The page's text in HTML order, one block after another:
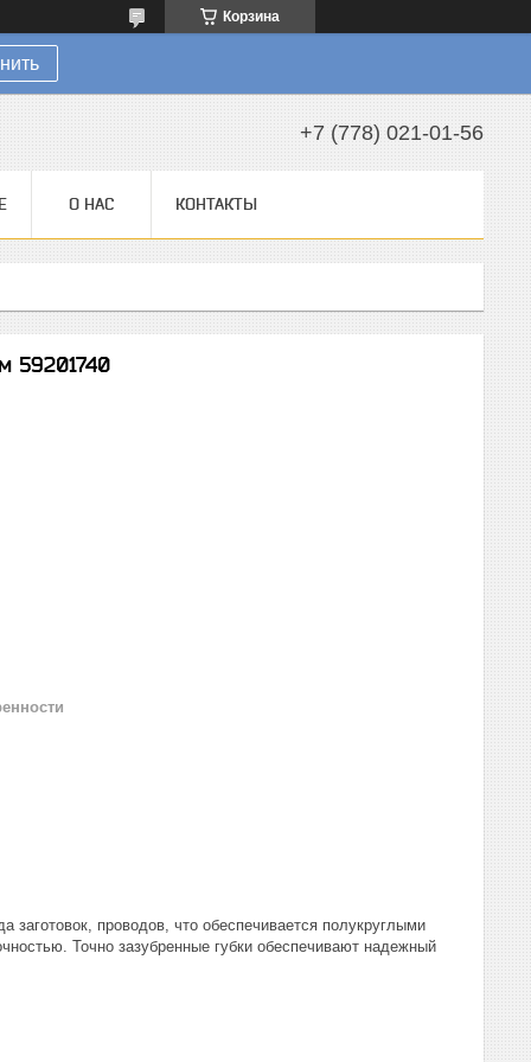
Корзина
+7 (778) 021-01-56
О НАС КОНТАКТЫ
59201740
заготовок, проводов, что обеспечивается полукруглыми
Точно зазубренные губки обеспечивают надежный